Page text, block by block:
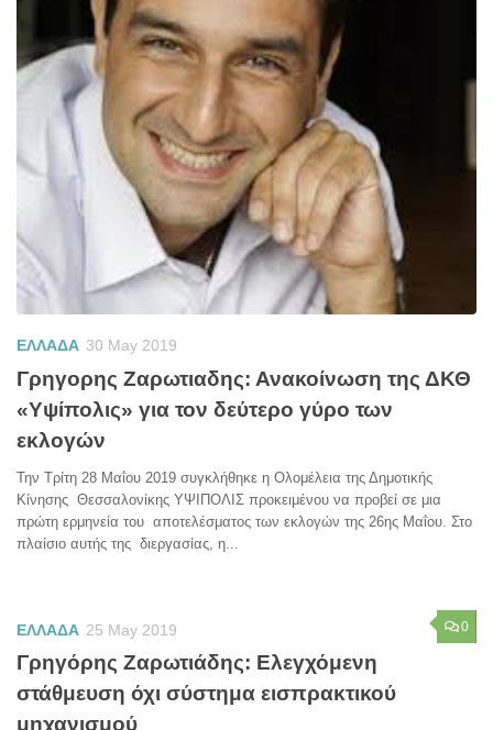
ΕΛΛΑΔΑ 30 May 2019
Γρηγορης Ζαρωτιαδης: Ανακοίνωση της ΔΚΘ
«Υψίπολις» για τον δεύτερο γύρο των
εκλογών
Την Τρίτη 28 Μαΐου 2019 συγκλήθηκε η Ολομέλεια της Δημοτικής
Κίνησης Θεσσαλονίκης ΥΨΙΠΟΛΙΣ προκειμένου να προβεί σε μια
πρώτη ερμηνεία του αποτελέσματος των εκλογών της 26ης Μαΐου. Στο
πλαίσιο αυτής της διεργασίας, η...
0
ΕΛΛΑΔΑ 25 May 2019
Γρηγόρης Ζαρωτιάδης: Ελεγχόμενη
στάθμευση όχι σύστημα εισπρακτικού
μηχανισμού